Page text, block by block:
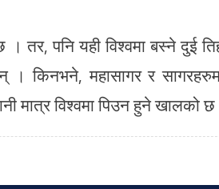
तर, पनि यही विश्वमा बस्ने दुई
। किनभने, महासागर र
मात्र विश्वमा पिउन हुने खालको